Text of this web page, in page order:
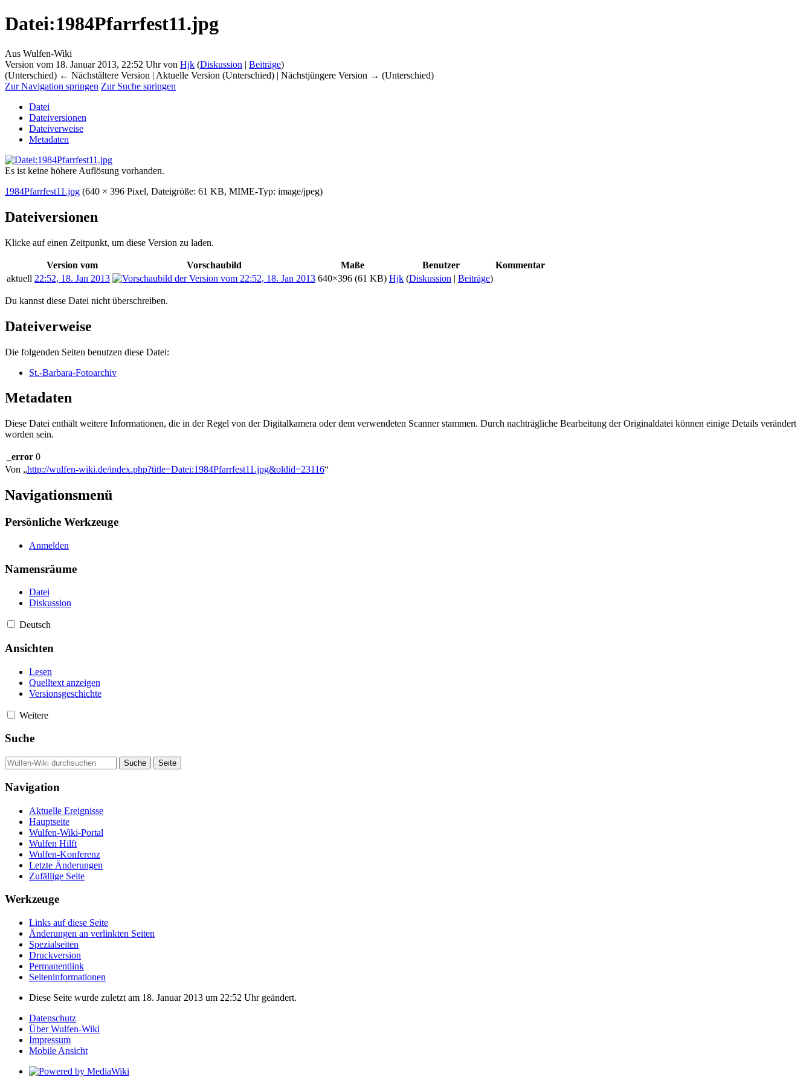
Datei:1984Pfarrfest11.jpg
Aus Wulfen-Wiki
Version vom 18. Januar 2013, 22:52 Uhr von Hjk (Diskussion | Beiträge)
(Unterschied) ← Nächstältere Version | Aktuelle Version (Unterschied) | Nächstjüngere Version → (Unterschied)
Zur Navigation springen Zur Suche springen
Datei
Dateiversionen
Dateiverweise
Metadaten
Es ist keine höhere Auflösung vorhanden.
1984Pfarrfest11.jpg (640 × 396 Pixel, Dateigröße: 61 KB, MIME-Typ: image/jpeg)
Dateiversionen
Klicke auf einen Zeitpunkt, um diese Version zu laden.
Version vom Vorschaubild Maße Benutzer
Kommentar
aktuell 22:52, 18. Jan 2013 640×396 (61 KB) Hjk (Diskussion | Beiträge)
Du kannst diese Datei nicht überschreiben.
Dateiverweise
Die folgenden Seiten benutzen diese Datei:
St.-Barbara-Fotoarchiv
Metadaten
Diese Datei enthält weitere Informationen, die in der Regel von der Digitalkamera oder dem verwendeten Scanner stammen. Durch nachträgliche Bearbeitung der Originaldatei können einige Details verändert
worden sein.
_error 0
Von „http://wulfen-wiki.de/index.php?title=Datei:1984Pfarrfest11.jpg&oldid=23116“
Navigationsmenü
Persönliche Werkzeuge
Anmelden
Namensräume
Datei
Diskussion
Deutsch
Ansichten
Lesen
Quelltext anzeigen
Versionsgeschichte
Weitere
Suche
Navigation
Aktuelle Ereignisse
Hauptseite
Wulfen-Wiki-Portal
Wulfen Hilft
Wulfen-Konferenz
Letzte Änderungen
Zufällige Seite
Werkzeuge
Links auf diese Seite
Änderungen an verlinkten Seiten
Spezialseiten
Druckversion
Permanentlink
Seiten­­informationen
Diese Seite wurde zuletzt am 18. Januar 2013 um 22:52 Uhr geändert.
Datenschutz
Über Wulfen-Wiki
Impressum
Mobile Ansicht